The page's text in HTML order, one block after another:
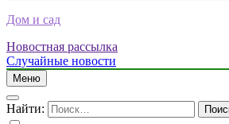
Дом и сад
Новостная рассылка
Случайные новости
Меню
Найти: